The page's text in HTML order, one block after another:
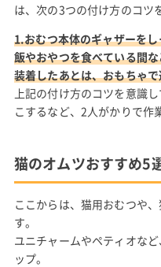
は、次の3つの付け方のコツ
1.おむつ本体のギャザーを
飯やおやつを食べている間
装着したあとは、おもちゃ
上記の付け方のコツを意識
こするなど、2人がかりで作
猫のオムツおすすめ5
ここからは、猫用おむつや
す。
ユニチャームやペティオな
ップ。